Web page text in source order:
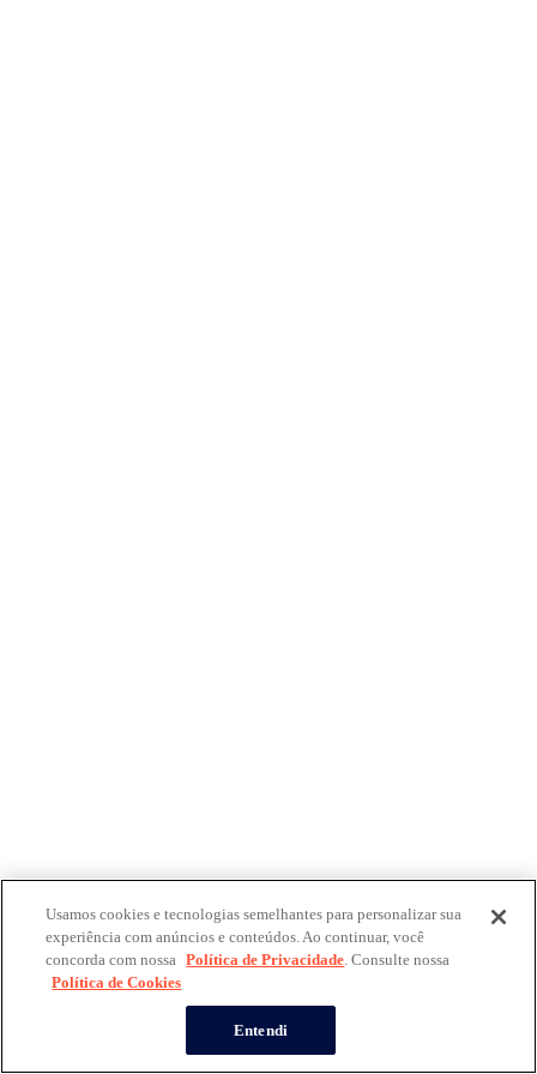
Usamos cookies e tecnologias semelhantes para personalizar sua
experiência com anúncios e conteúdos. Ao continuar, você
concorda com nossa Política de Privacidade. Consulte nossa
Política de Cookies
Entendi